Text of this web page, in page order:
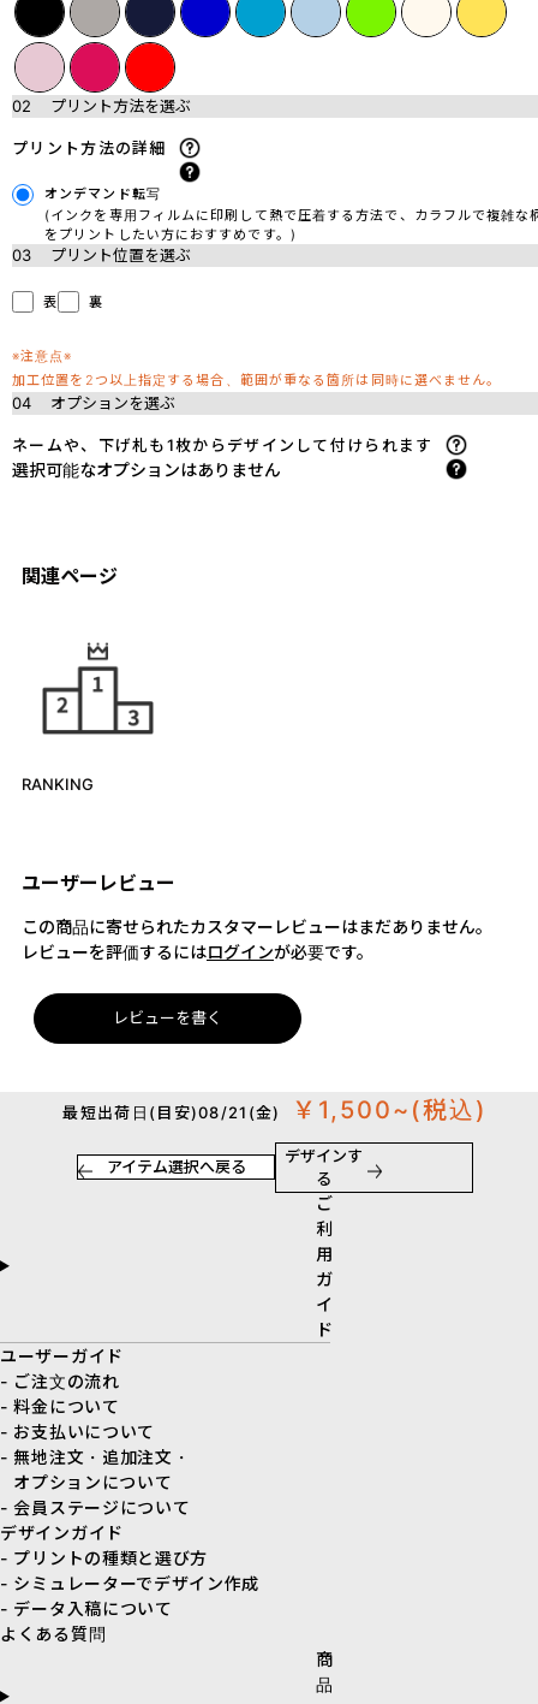
02 プリント方法を選ぶ
プリント方法の詳細
オンデマンド転写
(インクを専用フィルムに印刷して熱で圧着する方法で、カラフルで複雑な
をプリントしたい方におすすめです。)
03 プリント位置を選ぶ
表 裏
※注意点※
加工位置を2つ以上指定する場合、範囲が重なる箇所は同時に選べません。
04 オプションを選ぶ
ネームや、下げ札も1枚からデザインして付けられます
選択可能なオプションはありません
関連ページ
RANKING
ユーザーレビュー
この商品に寄せられたカスタマーレビューはまだありません。
レビューを評価するにはログインが必要です。
レビューを書く
最短出荷日(目安)08/21(金) ￥1,500~ (税込)
アイテム選択へ戻る
デザインす
る
ご
利
用
ガ
イ
ド
ユーザーガイド
- ご注文の流れ
- 料金について
- お支払いについて
- 無地注文・追加注文・
オプションについて
- 会員ステージについて
デザインガイド
- プリントの種類と選び方
- シミュレーターでデザイン作成
- データ入稿について
よくある質問
商
品